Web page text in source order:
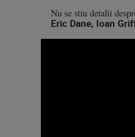
Nu se stiu detalii
Eric Dane, Ioan